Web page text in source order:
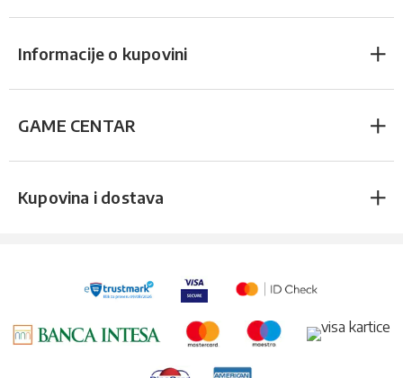
Informacije o kupovini
GAME CENTAR
Kupovina i dostava